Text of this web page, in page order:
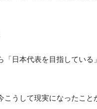
「日本代表を目指している
こうして現実になったこと